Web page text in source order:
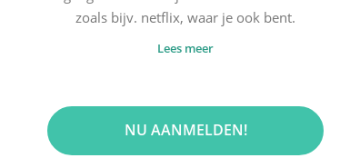
zoals bijv. netflix, waar je ook bent.
Lees meer
NU AANMELDEN!